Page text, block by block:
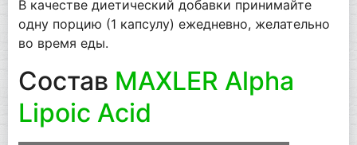
В качестве диетический добавки принимайте
одну порцию (1 капсулу) ежедневно, желательно
во время еды.
Состав MAXLER Alpha
Lipoic Acid